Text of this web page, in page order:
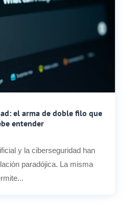
el arma de doble filo que
entender
y la ciberseguridad han
paradójica. La misma